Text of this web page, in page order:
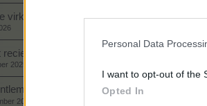
Personal Data
I want to opt-out of the
Opted In
virker
2025
souvenir område
2025